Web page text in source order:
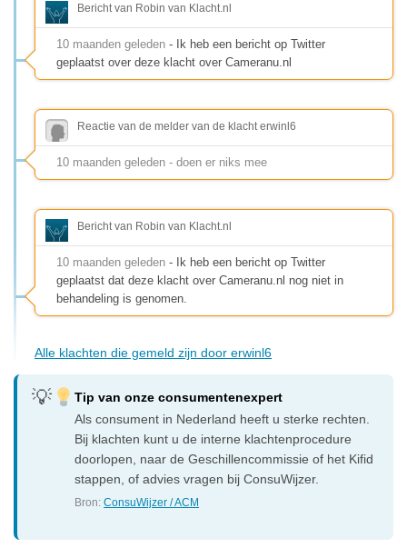
Bericht van Robin van Klacht.nl
10 maanden geleden - Ik heb een bericht op Twitter
geplaatst over deze klacht over Cameranu.nl
Reactie van de melder van de klacht erwinl6
10 maanden geleden - doen er niks mee
Bericht van Robin van Klacht.nl
10 maanden geleden - Ik heb een bericht op Twitter
geplaatst dat deze klacht over Cameranu.nl nog niet in
behandeling is genomen.
Alle klachten die gemeld zijn door erwinl6
Tip van onze consumentenexpert
Als consument in Nederland heeft u sterke rechten.
Bij klachten kunt u de interne klachtenprocedure
doorlopen, naar de Geschillencommissie of het Kifid
stappen, of advies vragen bij ConsuWijzer.
Bron:ConsuWijzer / ACM